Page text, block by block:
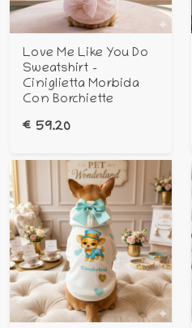
Love Me Like You Do
Sweatshirt -
Ciniglietta Morbida
Con Borchiette
€ 59.20